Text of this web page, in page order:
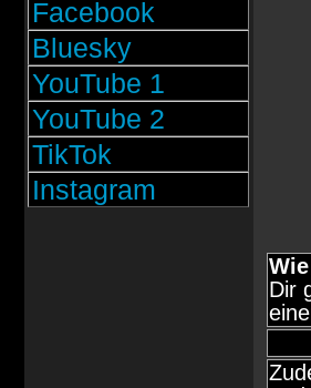
Facebook
Bluesky
YouTube 1
YouTube 2
TikTok
Instagram
Dir